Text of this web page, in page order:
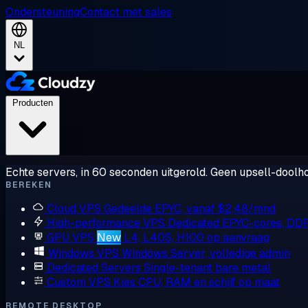
OndersteuningContact met sales
NL
Echte servers, in 60 seconden uitgerold. Geen upsell-
BEREKEN
Cloud VPS Gedeelde EPYC, vanaf $2,48/mnd
High-performance VPS Dedicated EPYC-cores,
GPU VPS New L4, L40S, H100 op aanvraag
Windows VPS Windows Server, volledige admin
Dedicated Servers Single-tenant bare metal
Custom VPS Kies CPU, RAM en schijf op maat